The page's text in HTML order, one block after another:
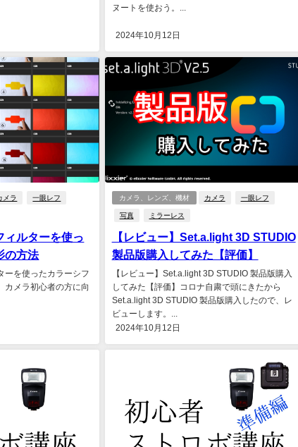
ヌートを使おう。...
2024年10月12日
メラ 一眼レフ
ィルターを使っ
の方法
ーを使ったカラーシフ
カメラ初心者の方に向
カメラ、レンズ、機材 カメラ 一眼レフ
写真 ミラーレス
【レビュー】Set.a.light 3D STUDIO
製品版購入してみた【評価】
【レビュー】Set.a.light 3D STUDIO 製品版購入
してみた【評価】コロナ自粛で頭にきたから
Set.a.light 3D STUDIO 製品版購入したので、レ
ビューします。...
2024年10月12日